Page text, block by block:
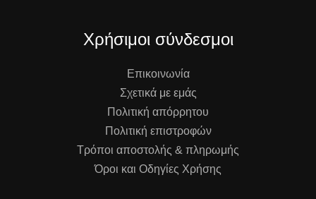
Χρήσιμοι σύνδεσμοι
Επικοινωνία
Σχετικά με εμάς
Πολιτική απόρρητου
Πολιτική επιστροφών
Τρόποι αποστολής & πληρωμής
Όροι και Οδηγίες Χρήσης